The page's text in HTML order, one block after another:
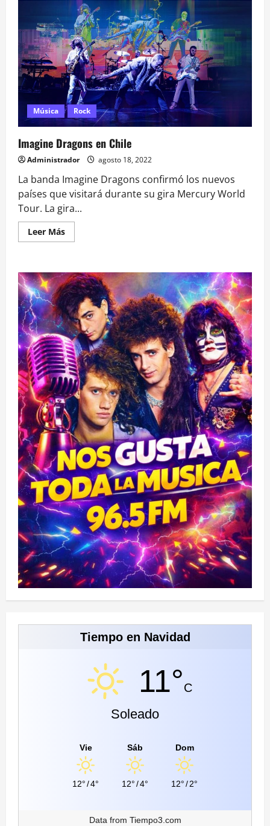
Imagine
Dragons
cancela
sus
conciertos
en
Chile
y
Latinoamérica
Música Rock
Imagine Dragons en Chile
Administrador agosto 18, 2022
La banda Imagine Dragons confirmó los nuevos
países que visitará durante su gira Mercury World
Tour. La gira...
Leer MásLeer
más
Dragons
en
Chile
Tiempo en Navidad
11°C
Soleado
Vie
12°/4°
Sáb
12°/4°
Dom
12°/2°
Data from Tiempo3.com